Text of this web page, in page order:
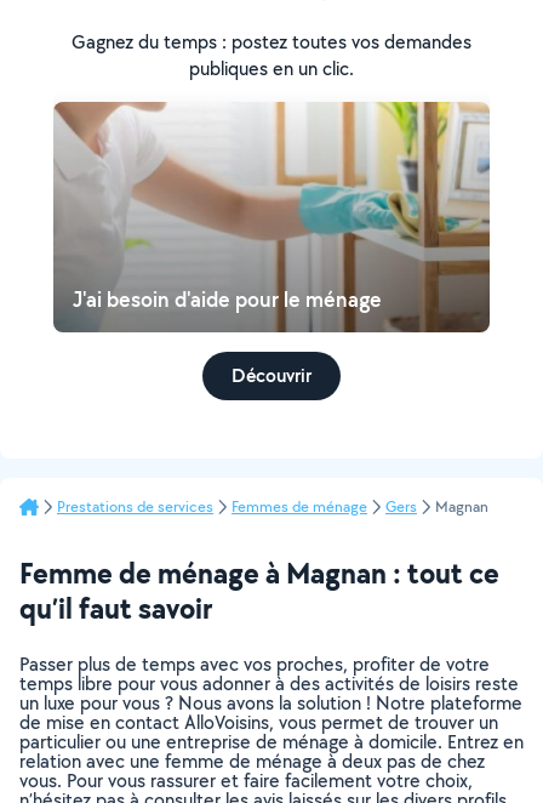
Gagnez du temps : postez toutes vos demandes
publiques en un clic.
J'ai besoin d'aide pour le ménage
Découvrir
Prestations de services Femmes de ménage Gers Magnan
Femme de ménage à Magnan : tout ce
qu’il faut savoir
Passer plus de temps avec vos proches, profiter de votre
temps libre pour vous adonner à des activités de loisirs reste
un luxe pour vous ? Nous avons la solution ! Notre plateforme
de mise en contact AlloVoisins, vous permet de trouver un
particulier ou une entreprise de ménage à domicile. Entrez en
relation avec une femme de ménage à deux pas de chez
vous. Pour vous rassurer et faire facilement votre choix,